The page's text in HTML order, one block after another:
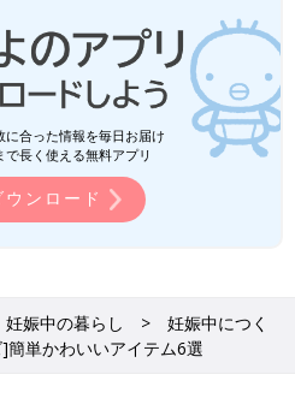
自信がないというかたも、これを
してみてはいかがでしょうか。
備とパパが行う手続き
贈りたい「メイドインジャパン」
に合った情報を毎日お届け
長く使える無料アプリ
ンロード
妊娠中の暮らし
妊娠中につく
単かわいいアイテム6選